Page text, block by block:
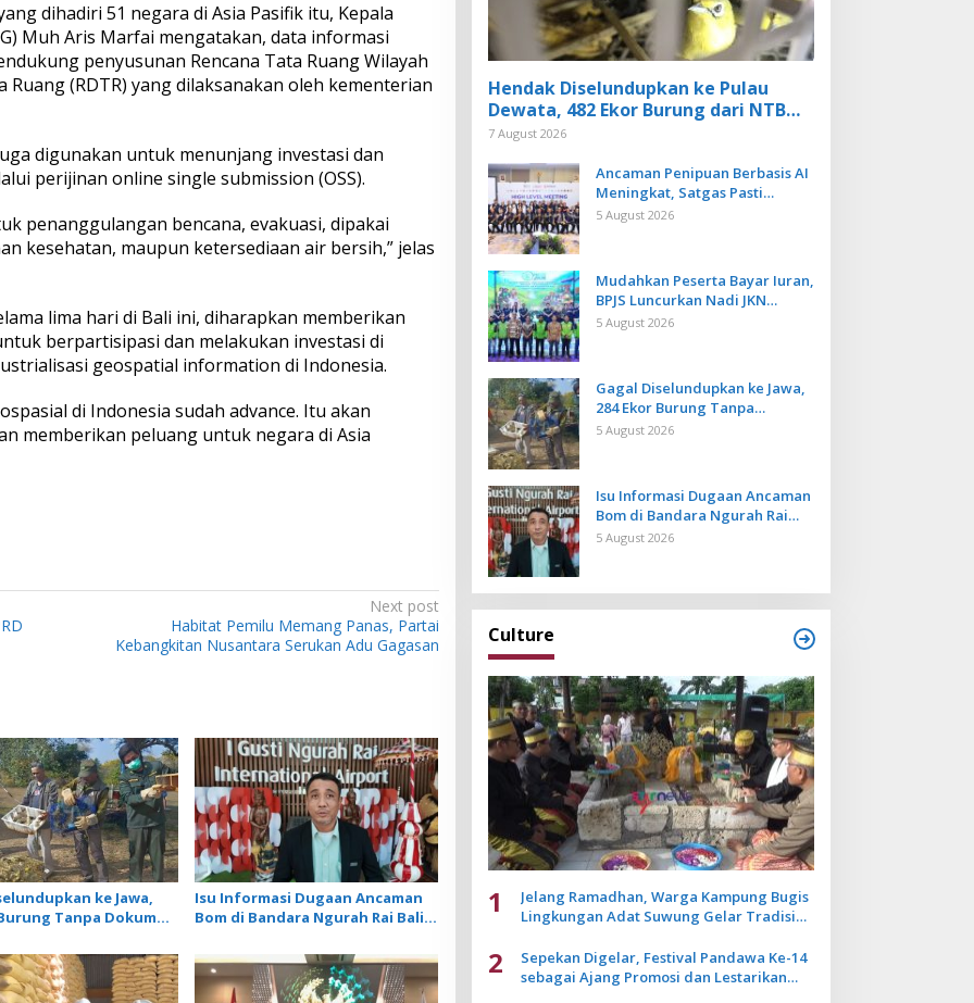
dihadiri 51 negara di Asia Pasifik itu, Kepala
Muh Aris Marfai mengatakan, data informasi
penyusunan Rencana Tata Ruang Wilayah
Ruang (RDTR) yang dilaksanakan oleh kementerian
digunakan untuk menunjang investasi dan
perijinan online single submission (OSS).
penanggulangan bencana, evakuasi, dipakai
kesehatan, maupun ketersediaan air bersih,” jelas
lima hari di Bali ini, diharapkan memberikan
berpartisipasi dan melakukan investasi di
geospatial information di Indonesia.
di Indonesia sudah advance. Itu akan
memberikan peluang untuk negara di Asia
Next post
Habitat Pemilu Memang Panas, Partai
Kebangkitan Nusantara Serukan Adu Gagasan
ke Jawa,
Tanpa Dokumen
Isu Informasi Dugaan Ancaman
Bom di Bandara Ngurah Rai Bali
Penerbangan Lancar
Hendak Diselundupkan ke Pulau
Dewata, 482 Ekor Burung dari NTB
Diamankan Karantina Bali
7 August 2026
Ancaman Penipuan Berbasis AI
Meningkat, Satgas Pasti
Perkuat Penindakan dan
5 August 2026
Mudahkan Peserta Bayar Iuran,
BPJS Luncurkan Nadi JKN
dengan Mekanisme Menabung
5 August 2026
Gagal Diselundupkan ke Jawa,
284 Ekor Burung Tanpa
Dokumen Dilepasliarkan Cegah
5 August 2026
Isu Informasi Dugaan Ancaman
Bom di Bandara Ngurah Rai
Bali Tidak Benar, Operasional
5 August 2026
Culture
1
Jelang Ramadhan, Warga Kampung Bugis
Lingkungan Adat Suwung Gelar Tradisi
2
Sepekan Digelar, Festival Pandawa Ke-14
sebagai Ajang Promosi dan Lestarikan